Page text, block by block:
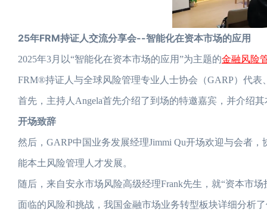
25年FRM持证人交流分享会--智能化在资本市场的应用
2025年3月以“智能化在资本市场的应用”为主题的金融风险
FRM®持证人与全球风险管理专业人士协会（GARP）代
首先，主持人Angela首先介绍了到场的特邀嘉宾，并介绍
开场致辞
然后，GARP中国业务发展经理Jimmi Qu开场欢迎与会者
能本土风险管理人才发展。
随后，来自安永市场风险高级经理Frank先生，就“资本市
面临的风险和挑战，我国金融市场业务转型板块详细分析